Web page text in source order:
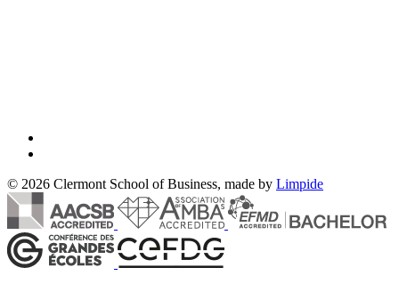
© 2026 Clermont School of Business, made by Limpide